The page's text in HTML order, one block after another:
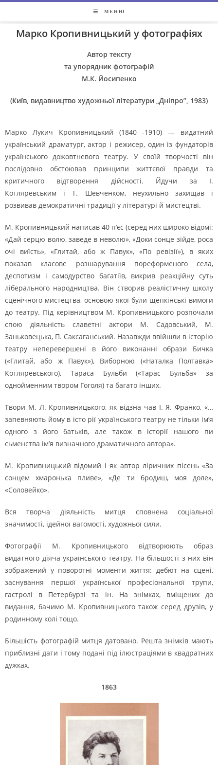
МЕНЮ
Марко Кропивницький у фотографіях
Автор тексту
та упорядник фотографій
М.К. Йосипенко
(Київ, видавництво художньої літератури „Дніпро”, 1983)
Марко Лукич Кропивницький (1840 -1910) — видатний
український драматург, актор і режисер, один із фундаторів
українського дожовтневого театру. У своїй творчості він
послідовно обстоював принципи життєвої правди та
критичного відтворення дійсності. Йдучи за І.
Котляревським і Т. Шевченком, неухильно захищав і
розвивав демократичні традиції у літературі й мистецтві.
М. Кропивницький написав 40 п’єс (серед них широко відомі:
«Дай серцю волю, заведе в неволю», «Доки сонце зійде, роса
очі виїсть», «Глитай, або ж Павук», «По ревізії»), в яких
показав класове розшарування пореформеного села,
деспотизм і самодурство багатіїв, викрив реакційну суть
ліберального народництва. Він створив реалістичну школу
сценічного мистецтва, основою якої були щепкінські вимоги
до театру. Під керівництвом М. Кропивницького розпочали
спою діяльність славетні актори М. Садовський, М.
Заньковецька, П. Саксаганський. Назавжди ввійшли в історію
театру неперевершені в його виконанні образи Бичка
(«Глитай, або ж Павук»), Виборною («Наталка Полтавка»
Котляревського), Тараса Бульби («Тарас Бульба» за
однойменним твором Гоголя) та багато інших.
Твори М. Л. Кропивницького, як відзна чав І. Я. Франко, «…
запевняють йому в істо рії українського театру не тільки ім’я
одного з його батьків, але також в історії нашого пи
сьменства ім’я визначного драматичного автора».
М. Кропивницький відомий і як автор ліричних пісень «За
сонцем хмаронька пливе», «Де ти бродиш, моя доле»,
«Соловейко».
Вся творча діяльність митця сповнена соціальної
значимості, ідейної вагомості, художньої сили.
Фотографії М. Кропивницького відтворюють образ
видатного діяча українського театру. На більшості з них він
зображений у поворотні моменти життя: дебют на сцені,
заснування першої української професіональної трупи,
гастролі в Петербурзі та ін. На знімках, вміщених до
видання, бачимо М. Кропивницького також серед друзів, у
родинному колі тощо.
Більшість фотографій митця датовано. Решта знімків мають
приблизні дати і тому подані під ілюстраціями в квадратних
дужках.
1863